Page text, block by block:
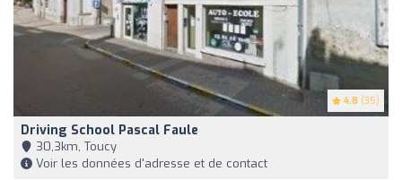
4.8 (35)
Driving School Pascal Faule
30,3km, Toucy
Voir les données d'adresse et de contact